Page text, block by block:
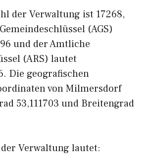
der Verwaltung ist 17268,
(AGS)
und der Amtliche
(ARS) lautet
Die geografischen
von Milmersdorf
53,111703 und Breitengrad
Verwaltung lautet: